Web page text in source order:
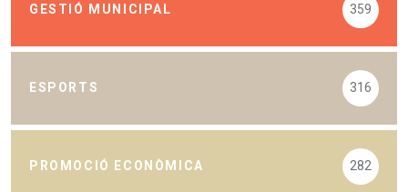
GESTIÓ MUNICIPAL 359
ESPORTS 316
PROMOCIÓ ECONÒMICA 282